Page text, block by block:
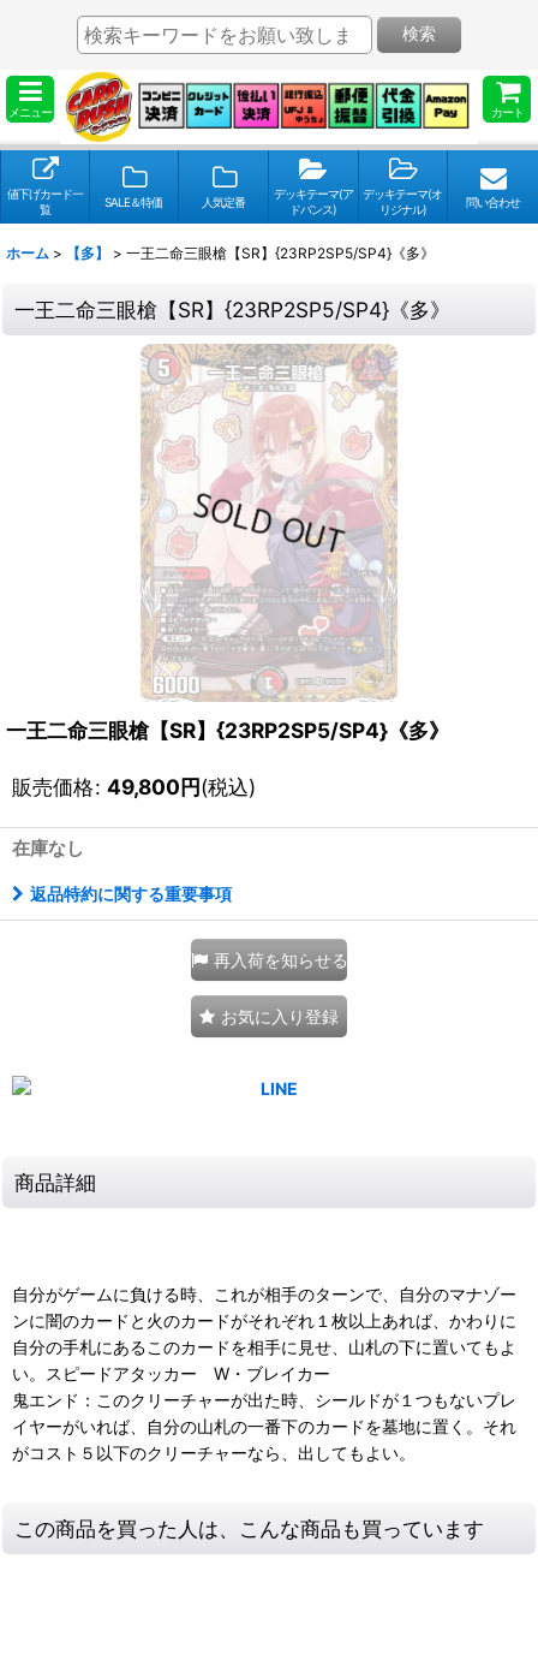
メニュー カート
検索
値下げカード一
覧
SALE＆特価 人気定番
デッキテーマ(ア
ドバンス)
デッキテーマ(オ
リジナル)
問い合わせ
ホーム > 【多】 > 一王二命三眼槍【SR】{23RP2SP5/SP4}《多》
一王二命三眼槍【SR】{23RP2SP5/SP4}《多》
一王二命三眼槍【SR】{23RP2SP5/SP4}《多》
販売価格: 49,800円(税込)
在庫なし
返品特約に関する重要事項
再入荷を知らせる
お気に入り登録
商品詳細
自分がゲームに負ける時、これが相手のターンで、自分のマナゾー
ンに闇のカードと火のカードがそれぞれ１枚以上あれば、かわりに
自分の手札にあるこのカードを相手に見せ、山札の下に置いてもよ
い。スピードアタッカー W・ブレイカー
鬼エンド：このクリーチャーが出た時、シールドが１つもないプレ
イヤーがいれば、自分の山札の一番下のカードを墓地に置く。それ
がコスト５以下のクリーチャーなら、出してもよい。
この商品を買った人は、こんな商品も買っています